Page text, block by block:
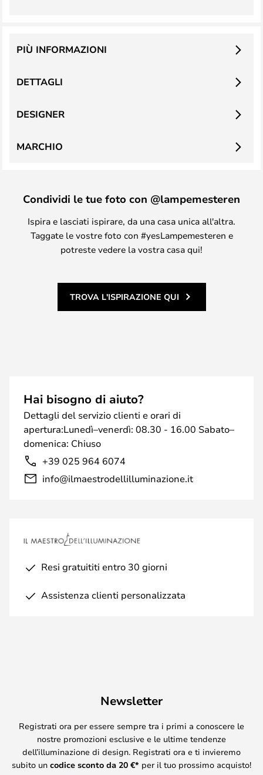
DETTAGLI
PIÙ INFORMAZIONI
DESIGNER
MARCHIO
Condividi le tue foto con @lampemesteren
Ispira e lasciati ispirare, da una casa unica all'altra.
Taggate le vostre foto con #yesLampemesteren e
potreste vedere la vostra casa qui!
TROVA L'ISPIRAZIONE QUI
Hai bisogno di aiuto?
Dettagli del servizio clienti e orari di
apertura:Lunedì–venerdì: 08.30 - 16.00 Sabato–
domenica: Chiuso
+39 025 964 6074
info@ilmaestrodellilluminazione.it
Resi gratuititi entro 30 giorni
Assistenza clienti personalizzata
Newsletter
Registrati ora per essere sempre tra i primi a conoscere le
nostre promozioni esclusive e le ultime tendenze
dell’illuminazione di design. Registrati ora e ti invieremo
subito un codice sconto da 20 €* per il tuo prossimo acquisto!